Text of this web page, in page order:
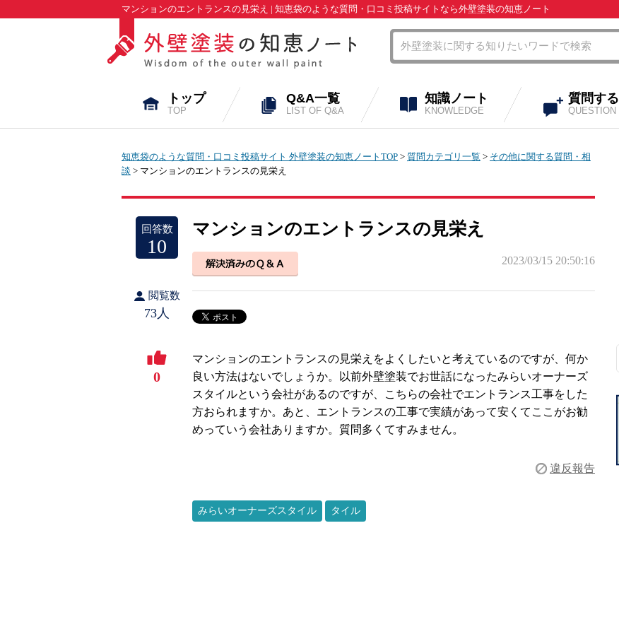
マンションのエントランスの見栄え | 知恵袋のような質問・口コミ投稿サイトなら外壁塗装の知恵ノート
トップ
TOP
Q&A一覧
LIST OF Q&A
知識ノート
KNOWLEDGE
質問する
QUESTION
知恵袋のような質問・口コミ投稿サイト 外壁塗装の知恵ノートTOP > 質問カテゴリ一覧 > その他に関する質問・相
談 > マンションのエントランスの見栄え
回答数
10
閲覧数
73人
0
マンションのエントランスの見栄え
2023/03/15 20:50:16
マンションのエントランスの見栄えをよくしたいと考えているのですが、何か
良い方法はないでしょうか。以前外壁塗装でお世話になったみらいオーナーズ
スタイルという会社があるのですが、こちらの会社でエントランス工事をした
方おられますか。あと、エントランスの工事で実績があって安くてここがお勧
めっていう会社ありますか。質問多くてすみません。
違反報告
みらいオーナーズスタイル タイル